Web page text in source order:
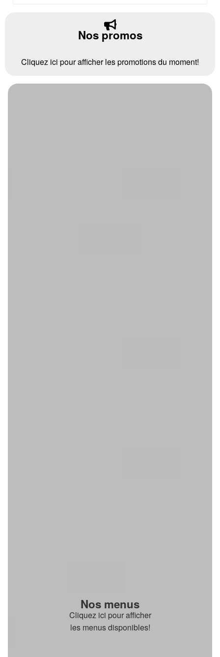
Nos promos
Cliquez ici pour afficher les promotions du moment!
Nos menus
Cliquez ici pour afficher
les menus disponibles!